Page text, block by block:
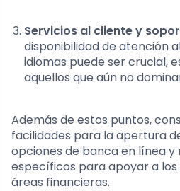
Servicios al cliente y
disponibilidad de atención
idiomas puede ser crucial,
aquellos que aún no
Además de estos puntos,
facilidades para la apertura
opciones de banca en línea y
específicos para apoyar a
áreas financieras.